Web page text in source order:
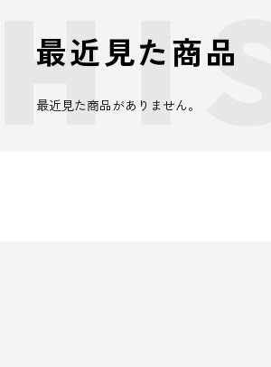
最近見た商品
最近見た商品がありません。